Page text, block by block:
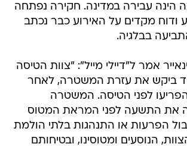
הינה עבירה במדינה. חקירה נפתחה
ודוח מקדים על האירוע כבר נכתב
בבלגיה.
אמר ל"דיילי מייל": "צוות הטיסה
ביקש את עזרת המשטרה, לאחר
לפני הטיסה. המשטרה
את התשעה לפני המראת המטוס
הפרעות או התנהגות בלתי הולמת
הנוסעים ומטוסינו, ובטיחותם